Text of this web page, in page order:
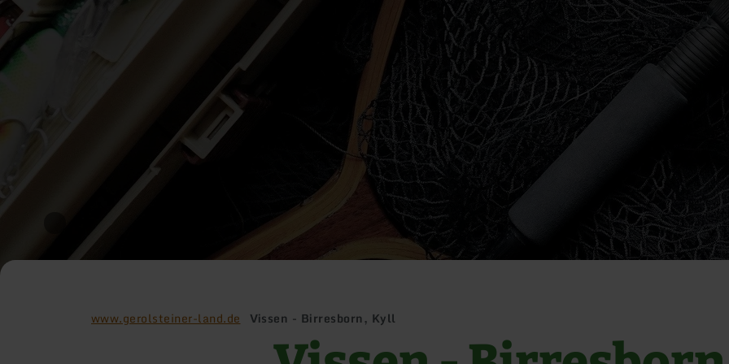
www.gerolsteiner-land.de Vissen - Birresborn, Kyll